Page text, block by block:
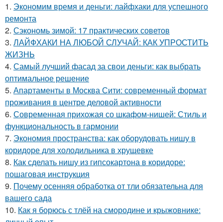
1. Экономим время и деньги: лайфхаки для успешного
ремонта
2. Сэкономь зимой: 17 практических советов
3. ЛАЙФХАКИ НА ЛЮБОЙ СЛУЧАЙ: КАК УПРОСТИТЬ
ЖИЗНЬ
4. Самый лучший фасад за свои деньги: как выбрать
оптимальное решение
5. Апартаменты в Москва Сити: современный формат
проживания в центре деловой активности
6. Современная прихожая со шкафом-нишей: Стиль и
функциональность в гармонии
7. Экономия пространства: как оборудовать нишу в
коридоре для холодильника в хрущевке
8. Как сделать нишу из гипсокартона в коридоре:
пошаговая инструкция
9. Почему осенняя обработка от тли обязательна для
вашего сада
10. Как я борюсь с тлёй на смородине и крыжовнике: